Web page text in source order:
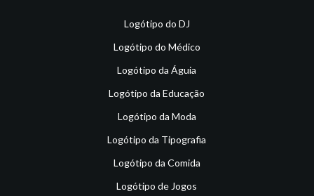
Logótipo do DJ
Logótipo do Médico
Logótipo da Águia
Logótipo da Educação
Logótipo da Moda
Logótipo da Tipografia
Logótipo da Comida
Logótipo de Jogos